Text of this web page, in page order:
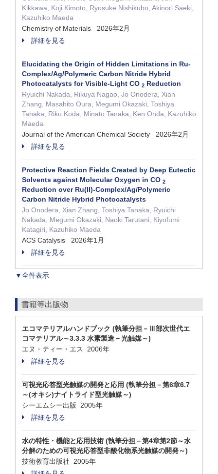
Kikkawa, Koji Kimoto, Ryosuke Nishikubo, Akinori Saeki,
Kazuhiko Maeda
Chemistry of Materials 2026年2月
詳細を見る
Elucidating the Origin of Hidden Limitations in Ru-
Complex/Ag/Polymeric Carbon Nitride Hybrid
Photocatalysts for Visible-Light CO 2 Reduction
Ryuichi Nakada, Rikuya Nagao, Jo Onodera, Xian
Zhang, Masahito Oura, Megumi Okazaki, Toshiya
Tanaka, Riku Koda, Minato Tanaka, Ken Onda, Kazuhiko
Maeda
Journal of the American Chemical Society 2026年2月
詳細を見る
Protective Reaction Fields Created by Deep Eutectic
Solvents against Molecular Oxygen in CO 2
Reduction over Ru(II)-Complex/Ag/Polymeric
Carbon Nitride Hybrid Photocatalysts
Jo Onodera, Xian Zhang, Toshiya Tanaka, Ryuichi
Nakada, Megumi Okazaki, Naoki Tarutani, Kiyofumi
Katagiri, Kazuhiko Maeda
ACS Catalysis 2026年1月
詳細を見る
▼全件表示
書籍等出版物
エコマテリアルハンドブック (執筆分担－Ⅲ部次世代エ
コマテリアル～3.3.3 水素製造－光触媒～)
エヌ・ティー・エス 2006年
詳細を見る
可視光応答型光触媒の開発と応用 (執筆分担－第6章6.7
～(オキシ)ナイトライド型光触媒～)
シーエムシー出版 2005年
詳細を見る
水の特性・機能と応用技術 (執筆分担－第4章第2節～水
分解のための可視光応答型非酸化物系光触媒の開発～)
技術教育出版社 2005年